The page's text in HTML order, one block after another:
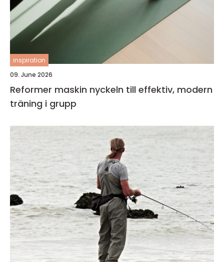
inspiration
09. June 2026
Reformer maskin nyckeln till effektiv, modern
träning i grupp